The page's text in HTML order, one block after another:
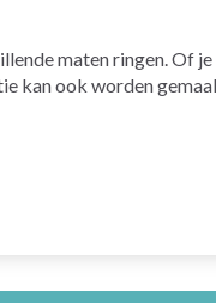
maten ringen. Of
kan ook worden